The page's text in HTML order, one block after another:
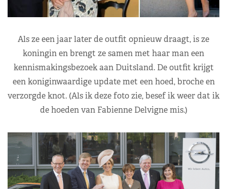
Als ze een jaar later de outfit opnieuw draagt, is ze
koningin en brengt ze samen met haar man een
kennismakingsbezoek aan Duitsland. De outfit krijgt
een koniginwaardige update met een hoed, broche en
verzorgde knot. (Als ik deze foto zie, besef ik weer dat ik
de hoeden van Fabienne Delvigne mis.)